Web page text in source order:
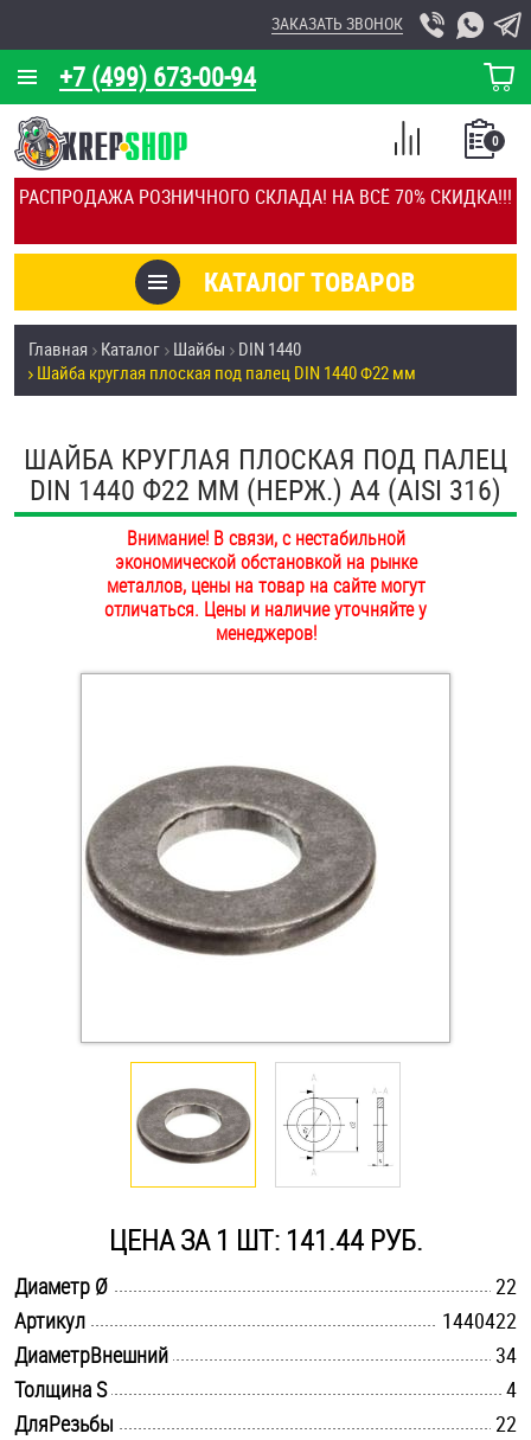
РАСПРОДАЖА РОЗНИЧНОГО СКЛАДА! НА ВСЁ 70% СКИДКА!!!
+7 (499) 673-00-94
ЗАКАЗАТЬ ЗВОНОК
КОРЗИНА
О КОМПАНИИ
КАЛЬКУЛЯТОР
ОТЗЫВЫ
УСЛУГИ
СКИДКИ
ОПТ
ПОКУПАТЕЛЯМ
ОПЛАТА И ДОСТАВКА
НАШИ МАГАЗИНЫ
КАТАЛОГ ТОВАРОВ
0
СПИСОК
СРАВНЕНИЕ
Товары со скидкой
Анкеры
Антивандальный крепёж, инструмент
Болты и винты
Втулки
Заклепки (Гайки-Заклепки)
Инструмент
Крюки, кольца с метрической резьбой
Крюки, кольца с шурупной резьбой
Оснастка и аксессуары для яхт
Саморезы и шурупы
Стопорные кольца
Такелаж
Главная Каталог Шайбы
DIN 1440
Шайба круглая плоская под палец DIN 1440 Ф22 мм
ШАЙБА КРУГЛАЯ ПЛОСКАЯ ПОД ПАЛЕЦ
DIN 1440 Ф22 ММ (НЕРЖ.) A4 (AISI 316)
Внимание! В связи, с нестабильной
экономической обстановкой на рынке
металлов, цены на товар на сайте могут
отличаться. Цены и наличие уточняйте у
менеджеров!
ЦЕНА ЗА 1 ШТ: 141.44 РУБ.
Диаметр Ø
22
Артикул
1440422
ДиаметрВнешний
34
Толщина S
4
ДляРезьбы
22